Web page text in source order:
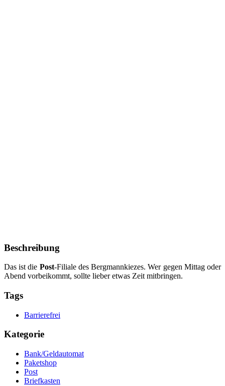
Beschreibung
Das ist die Post-Filiale des Bergmannkiezes. Wer gegen Mittag oder
Abend vorbeikommt, sollte lieber etwas Zeit mitbringen.
Tags
Barrierefrei
Kategorie
Bank/Geldautomat
Paketshop
Post
Briefkasten